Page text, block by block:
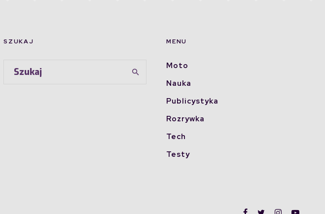
SZUKAJ MENU
Moto
Nauka
Publicystyka
Rozrywka
Tech
Testy